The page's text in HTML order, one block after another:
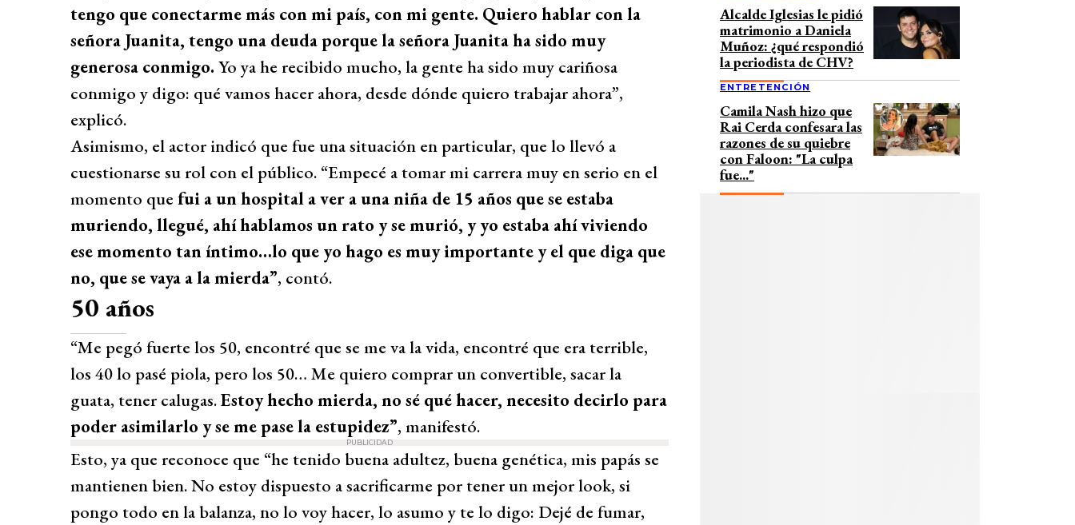
tengo que conectarme más con mi país, con mi gente. Quiero hablar con la
señora Juanita, tengo una deuda porque la señora Juanita ha sido muy
generosa conmigo. Yo ya he recibido mucho, la gente ha sido muy cariñosa
conmigo y digo: qué vamos hacer ahora, desde dónde quiero trabajar ahora”,
explicó.
Asimismo, el actor indicó que fue una situación en particular, que lo llevó a
cuestionarse su rol con el público. “Empecé a tomar mi carrera muy en serio en el
momento que fui a un hospital a ver a una niña de 15 años que se estaba
muriendo, llegué, ahí hablamos un rato y se murió, y yo estaba ahí viviendo
ese momento tan íntimo…lo que yo hago es muy importante y el que diga que
no, que se vaya a la mierda”, contó.
50 años
“Me pegó fuerte los 50, encontré que se me va la vida, encontré que era terrible,
los 40 lo pasé piola, pero los 50… Me quiero comprar un convertible, sacar la
guata, tener calugas.Estoy hecho mierda, no sé qué hacer, necesito decirlo para
poder asimilarlo y se me pase la estupidez”, manifestó.
PUBLICIDAD
Esto, ya que reconoce que “he tenido buena adultez, buena genética, mis papás se
mantienen bien. No estoy dispuesto a sacrificarme por tener un mejor look, si
pongo todo en la balanza, no lo voy hacer, lo asumo y te lo digo: Dejé de fumar,
Alcalde Iglesias le pidió
matrimonio a Daniela
Muñoz: ¿qué respondió
la periodista de CHV?
ENTRETENCIÓN
Camila Nash hizo que
Rai Cerda confesara las
razones de su quiebre
con Faloon: "La culpa
fue..."